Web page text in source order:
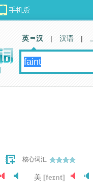
核心词汇
美 [feɪnt]
英 汉 | 汉语 |